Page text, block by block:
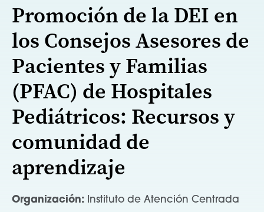
Promoción de la DEI en
los Consejos Asesores de
Pacientes y Familias
(PFAC) de Hospitales
Pediátricos: Recursos y
comunidad de
aprendizaje
Organización: Instituto de Atención Centrada